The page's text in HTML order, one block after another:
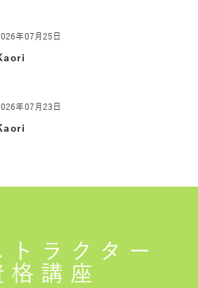
年07月25日
年07月23日
トラクター
格講座